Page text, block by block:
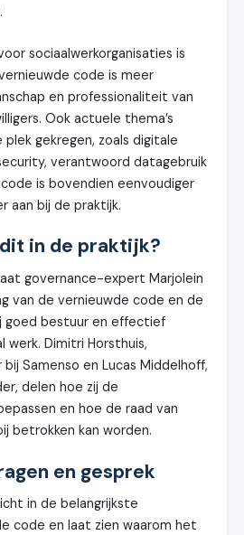
sociaalwerkorganisaties is
code is meer
en professionaliteit van
Ook actuele thema’s
gekregen, zoals digitale
verantwoord datagebruik
is bovendien eenvoudiger
aan bij de praktijk.
in de praktijk?
governance-expert Marjolein
van de vernieuwde code en de
goed bestuur en effectief
Dimitri Horsthuis,
Samenso en Lucas Middelhoff,
delen hoe zij de
en hoe de raad van
betrokken kan worden.
en gesprek
in de belangrijkste
code en laat zien waarom het